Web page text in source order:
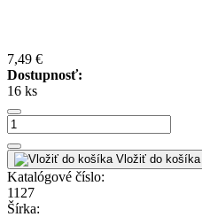
7,49 €
Dostupnosť:
16 ks
Vložiť do košíka
Katalógové číslo:
1127
Šírka: